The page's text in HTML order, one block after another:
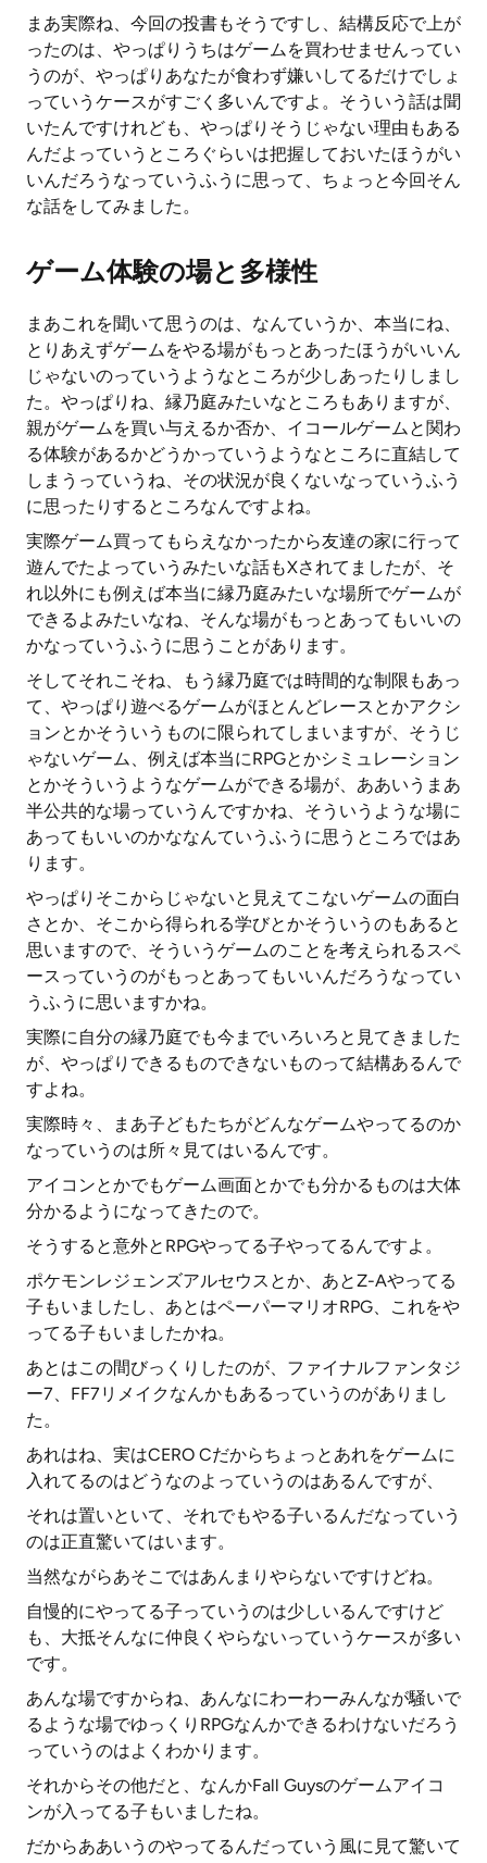
まあ実際ね、今回の投書もそうですし、結構反応で上が
ったのは、やっぱりうちはゲームを買わせませんってい
うのが、やっぱりあなたが食わず嫌いしてるだけでしょ
っていうケースがすごく多いんですよ。そういう話は聞
いたんですけれども、やっぱりそうじゃない理由もある
んだよっていうところぐらいは把握しておいたほうがい
いんだろうなっていうふうに思って、ちょっと今回そん
な話をしてみました。
ゲーム体験の場と多様性
まあこれを聞いて思うのは、なんていうか、本当にね、
とりあえずゲームをやる場がもっとあったほうがいいん
じゃないのっていうようなところが少しあったりしまし
た。やっぱりね、縁乃庭みたいなところもありますが、
親がゲームを買い与えるか否か、イコールゲームと関わ
る体験があるかどうかっていうようなところに直結して
しまうっていうね、その状況が良くないなっていうふう
に思ったりするところなんですよね。
実際ゲーム買ってもらえなかったから友達の家に行って
遊んでたよっていうみたいな話もXされてましたが、そ
れ以外にも例えば本当に縁乃庭みたいな場所でゲームが
できるよみたいなね、そんな場がもっとあってもいいの
かなっていうふうに思うことがあります。
そしてそれこそね、もう縁乃庭では時間的な制限もあっ
て、やっぱり遊べるゲームがほとんどレースとかアクシ
ョンとかそういうものに限られてしまいますが、そうじ
ゃないゲーム、例えば本当にRPGとかシミュレーション
とかそういうようなゲームができる場が、ああいうまあ
半公共的な場っていうんですかね、そういうような場に
あってもいいのかななんていうふうに思うところではあ
ります。
やっぱりそこからじゃないと見えてこないゲームの面白
さとか、そこから得られる学びとかそういうのもあると
思いますので、そういうゲームのことを考えられるスペ
ースっていうのがもっとあってもいいんだろうなってい
うふうに思いますかね。
実際に自分の縁乃庭でも今までいろいろと見てきました
が、やっぱりできるものできないものって結構あるんで
すよね。
実際時々、まあ子どもたちがどんなゲームやってるのか
なっていうのは所々見てはいるんです。
アイコンとかでもゲーム画面とかでも分かるものは大体
分かるようになってきたので。
そうすると意外とRPGやってる子やってるんですよ。
ポケモンレジェンズアルセウスとか、あとZ-Aやってる
子もいましたし、あとはペーパーマリオRPG、これをや
ってる子もいましたかね。
あとはこの間びっくりしたのが、ファイナルファンタジ
ー7、FF7リメイクなんかもあるっていうのがありまし
た。
あれはね、実はCERO Cだからちょっとあれをゲームに
入れてるのはどうなのよっていうのはあるんですが、
それは置いといて、それでもやる子いるんだなっていう
のは正直驚いてはいます。
当然ながらあそこではあんまりやらないですけどね。
自慢的にやってる子っていうのは少しいるんですけど
も、大抵そんなに仲良くやらないっていうケースが多い
です。
あんな場ですからね、あんなにわーわーみんなが騒いで
るような場でゆっくりRPGなんかできるわけないだろう
っていうのはよくわかります。
それからその他だと、なんかFall Guysのゲームアイコ
ンが入ってる子もいましたね。
だからああいうのやってるんだっていう風に見て驚いて